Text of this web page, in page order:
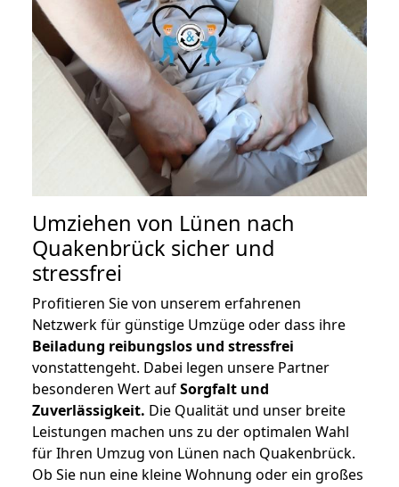
Umziehen von Lünen nach
Quakenbrück sicher und
stressfrei
Profitieren Sie von unserem erfahrenen
Netzwerk für günstige Umzüge oder dass ihre
Beiladung reibungslos und stressfrei
vonstattengeht. Dabei legen unsere Partner
besonderen Wert aufSorgfalt und
Zuverlässigkeit. Die Qualität und unser breite
Leistungen machen uns zu der optimalen Wahl
für Ihren Umzug von Lünen nach Quakenbrück.
Ob Sie nun eine kleine Wohnung oder ein großes